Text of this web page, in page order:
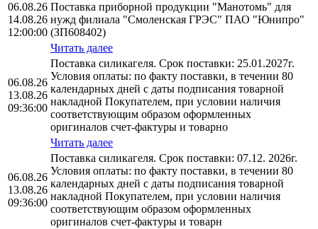
06.08.26
14.08.26
12:00:00
Поставка приборной продукции "Манотомь" для
нужд филиала "Смоленская ГРЭС" ПАО "Юнипро"
(ЗП608402)
Читать далее
06.08.26
13.08.26
09:36:00
Поставка силикагеля. Срок поставки: 25.01.2027г.
Условия оплаты: по факту поставки, в течении 80
календарных дней с даты подписания товарной
накладной Покупателем, при условии наличия
соответствующим образом оформленных
оригиналов счет-фактуры и товарно
Читать далее
06.08.26
13.08.26
09:36:00
Поставка силикагеля. Срок поставки: 07.12. 2026г.
Условия оплаты: по факту поставки, в течении 80
календарных дней с даты подписания товарной
накладной Покупателем, при условии наличия
соответствующим образом оформленных
оригиналов счет-фактуры и товарн